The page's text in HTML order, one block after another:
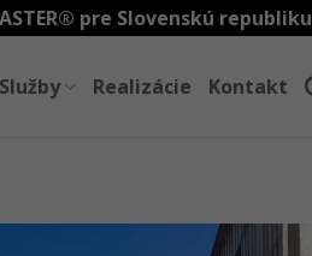
pre Slovenskú republiku
Služby Realizácie Kontakt